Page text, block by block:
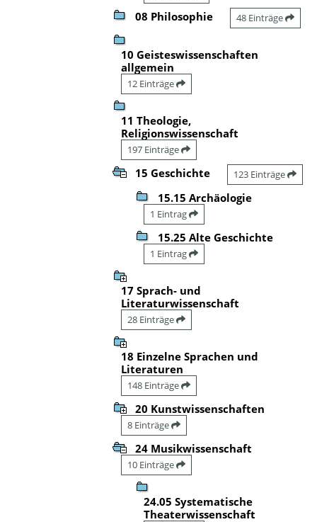
08 Philosophie 48 Einträge
10 Geisteswissenschaften
allgemein
12 Einträge
11 Theologie,
Religionswissenschaft
197 Einträge
15 Geschichte 123 Einträge
15.15 Archäologie
1 Eintrag
15.25 Alte Geschichte
1 Eintrag
17 Sprach- und
Literaturwissenschaft
28 Einträge
18 Einzelne Sprachen und
Literaturen
148 Einträge
20 Kunstwissenschaften
8 Einträge
24 Musikwissenschaft
10 Einträge
24.05 Systematische
Theaterwissenschaft